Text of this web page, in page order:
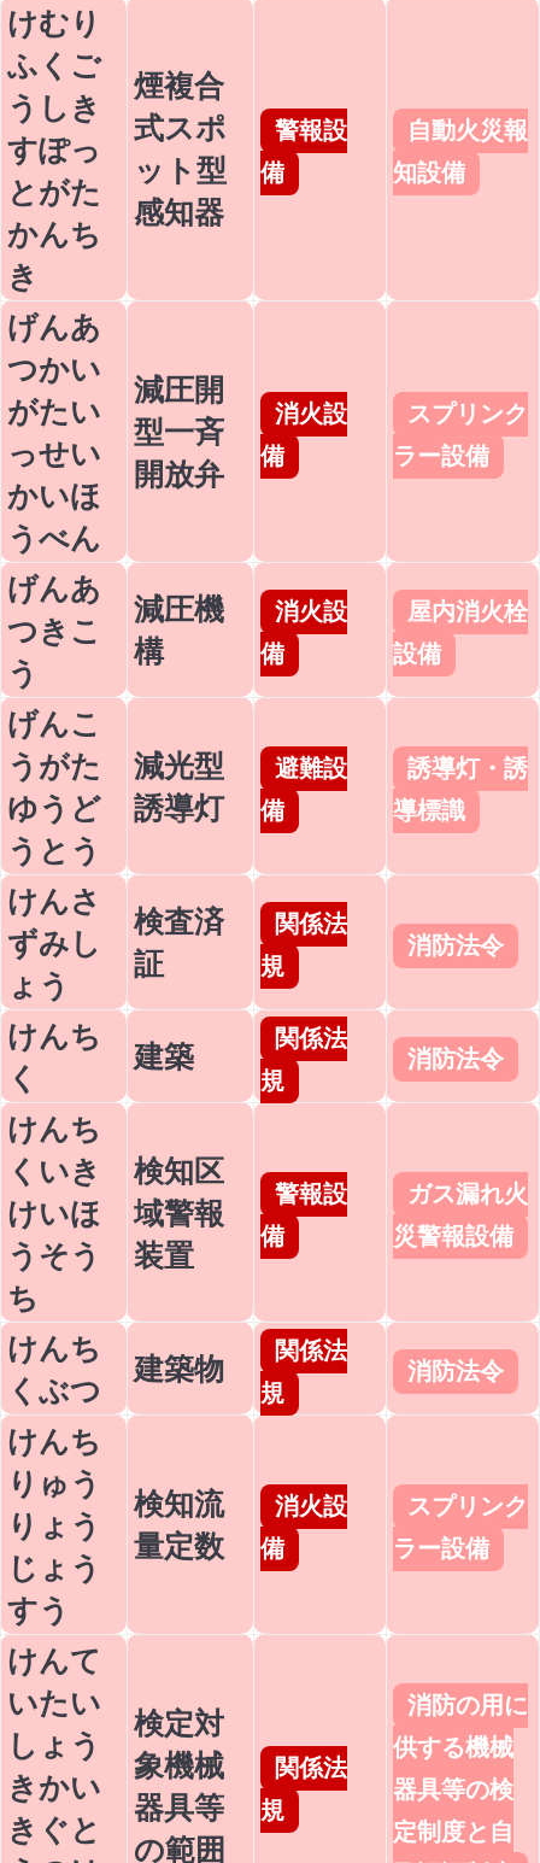
けむり
ふくご
うしき
すぽっ
とがた
かんち
き
煙複合
式スポ
ット型
感知器
警報設
備
自動火災報
知設備
げんあ
つかい
がたい
っせい
かいほ
うべん
減圧開
型一斉
開放弁
消火設
備
スプリンク
ラー設備
げんあ
つきこ
う
減圧機
構
消火設
備
屋内消火栓
設備
げんこ
うがた
ゆうど
うとう
減光型
誘導灯
避難設
備
誘導灯・誘
導標識
けんさ
ずみし
ょう
検査済
証
関係法
規
消防法令
けんち
く
建築
関係法
規
消防法令
けんち
くいき
けいほ
うそう
ち
検知区
域警報
装置
警報設
備
ガス漏れ火
災警報設備
けんち
くぶつ
建築物
関係法
規
消防法令
けんち
りゅう
りょう
じょう
すう
検知流
量定数
消火設
備
スプリンク
ラー設備
けんて
いたい
しょう
きかい
きぐと
検定対
象機械
器具等
の範囲
関係法
規
消防の用に
供する機械
器具等の検
定制度と自